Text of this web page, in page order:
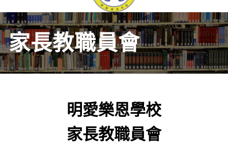
家長教職員會
明愛樂恩學校
家長教職員會